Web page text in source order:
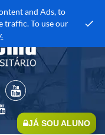
and Ads, to
traffic. To use our
JÁ SOU ALUNO